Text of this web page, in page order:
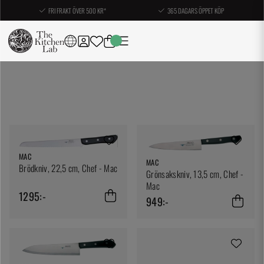
FRI FRAKT ÖVER 500 KR* 365 DAGARS ÖPPET KÖP
MAC
Brödkniv, 22,5 cm, Chef - Mac
1295:-
MAC
Grönsakskniv, 13,5 cm, Chef -
Mac
949:-